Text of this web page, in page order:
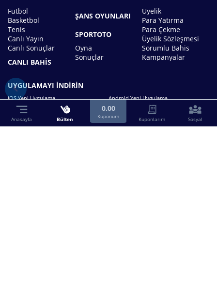
Futbol
Basketbol
Tenis
Canlı Yayın
Canlı Sonuçlar
CANLI BAHİS
ŞANS OYUNLARI
SPORTOTO
Oyna
Sonuçlar
Üyelik
Para Yatırma
Para Çekme
Üyelik Sözleşmesi
Sorumlu Bahis
Kampanyalar
UYGULAMAYI İNDİRİN
iOS Yeni Uygulama Android Yeni Uygulama
Anasayfa Bülten
0.00
Kuponum Kuponlarım Sosyal